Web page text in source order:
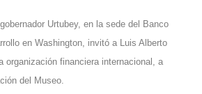
Urtubey, en la sede del Banco
en Washington, invitó a Luis Alberto
organización financiera internacional, a
del Museo.